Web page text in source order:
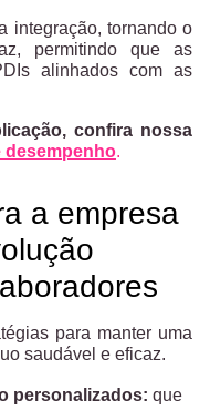
integração, tornando o
permitindo que as
alinhados com as
confira nossa
desempenho.
a empresa
para manter uma
saudável e eficaz.
personalizados: que